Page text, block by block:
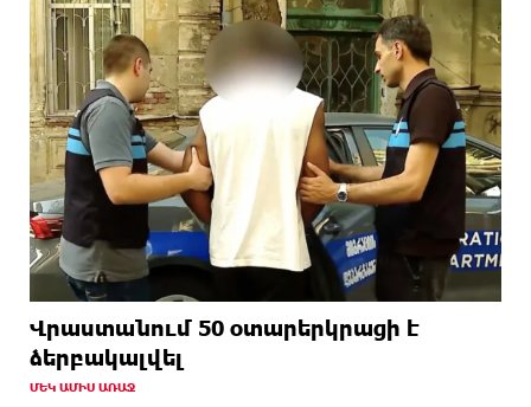
Վրաստանում 50 օտարերկրացի է
ձերբակալվել
ՄԵԿ ԱՄԻՍ ԱՌԱՋ